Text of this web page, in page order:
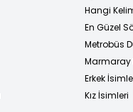
Hangi
En Güzel
Metrobüs
Marmaray
Erkek
Kız İsimleri